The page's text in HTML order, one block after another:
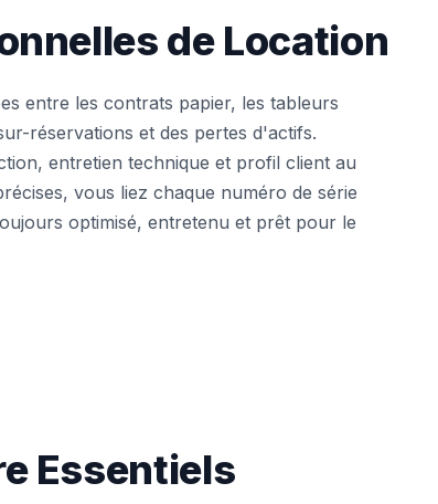
de Location
entre les contrats papier, les tableurs
réservations et des pertes d'actifs.
entretien technique et profil client au
vous liez chaque numéro de série
optimisé, entretenu et prêt pour le
Essentiels